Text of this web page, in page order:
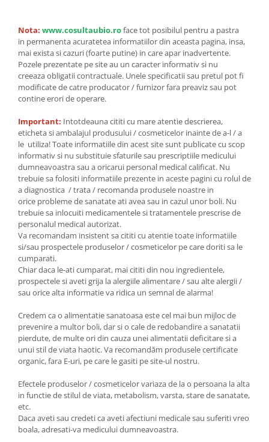
Nota: www.cosultaubio.roface tot posibilul pentru a pastra
in permanenta acuratetea informatiilor din aceasta pagina, insa,
mai exista si cazuri (foarte putine) in care apar inadvertente.
Pozele prezentate pe site au un caracter informativ si nu
creeaza obligatii contractuale. Unele specificatii sau pretul pot fi
modificate de catre producator / furnizor fara preaviz sau pot
contine erori de operare.
Important: Intotdeauna cititi cu mare atentie descrierea,
eticheta si ambalajul produsului / cosmeticelor inainte de a-l / a
le utiliza! Toate informatiile din acest site sunt publicate cu scop
informativ si nu substituie sfaturile sau prescriptiile medicului
dumneavoastra sau a oricarui personal medical calificat. Nu
trebuie sa folositi informatiile prezente in aceste pagini cu rolul de
a diagnostica / trata / recomanda produsele noastre in
orice probleme de sanatate ati avea sau in cazul unor boli. Nu
trebuie sa inlocuiti medicamentele si tratamentele prescrise de
personalul medical autorizat.
Va recomandam insistent sa cititi cu atentie toate informatiile
si/sau prospectele produselor / cosmeticelor pe care doriti sa le
cumparati.
Chiar daca le-ati cumparat, mai cititi din nou ingredientele,
prospectele si aveti grija la alergiile alimentare / sau alte alergii /
sau orice alta informatie va ridica un semnal de alarma!
Credem ca o alimentatie sanatoasa este cel mai bun mijloc de
prevenire a multor boli, dar si o cale de redobandire a sanatatii
pierdute, de multe ori din cauza unei alimentatii deficitare si a
unui stil de viata haotic. Va recomandăm produsele certificate
organic, fara E-uri, pe care le gasiti pe site-ul nostru.
Efectele produselor / cosmeticelor variaza de la o persoana la alta
in functie de stilul de viata, metabolism, varsta, stare de sanatate,
etc.
Daca aveti sau credeti ca aveti afectiuni medicale sau suferiti vreo
boala, adresati-va medicului dumneavoastra.